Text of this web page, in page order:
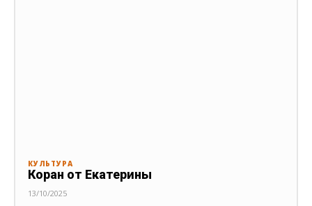
КУЛЬТУРА
Коран от Екатерины
13/10/2025